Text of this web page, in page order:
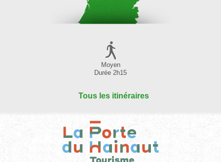
Moyen
Durée 2h15
Tous les itinéraires